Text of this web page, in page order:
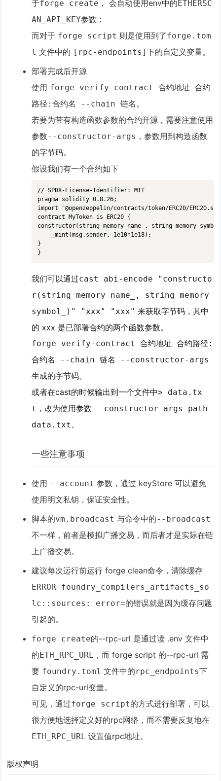
于forge create ， 会自动使用env中的 ETHERSC
AN_API_KEY参数；
而对于 forge script 则是使用到了forge.tom
l 文件中的 [rpc-endpoints]下的自定义变量。
部署完成后开源
使用 forge verify-contract 合约地址 合约
路径:合约名 --chain 链名。
若要为带有构造函数参数的合约开源 ，需要注意使用
参数--constructor-args ，参数用到构造函数
的字节码。
假设我们有一个合约如下
// SPDX-License-Identifier: MIT
pragma solidity 0.8.26;
import "@openzeppelin/contracts/token/ERC20/
contract MyToken is ERC20 {
constructor(string memory name_, string memory
    _mint(msg.sender, 1e10*1e18);
}
}
我们可以通过cast abi-encode "constructo
r(string memory name_, string memory
symbol_)" "xxx" "xxx" 来获取字节码，其中
的 xxx 是已部署合约的两个函数参数。
forge verify-contract 合约地址 合约路径:
合约名 --chain 链名 --constructor-args
生成的字节码。
或者在cast的时候输出到一个文件中> data.tx
t ，改为使用参数 --constructor-args-path
data.txt。
一些注意事项
使用 --account 参数，通过 keyStore 可以避免
使用明文私钥，保证安全性。
脚本的vm.broadcast 与命令中的--broadcast
不一样，前者是模拟广播交易，而后者才是实际在链
上广播交易。
建议每次运行前运行 forge clean命令，清除缓存
ERROR foundry_compilers_artifacts_so
lc::sources: error=的错误就是因为缓存问题
引起的。
forge create的--rpc-url 是通过读 .env 文件中
的ETH_RPC_URL ，而 forge script 的--rpc-url 需
要 foundry.toml 文件中的rpc_endpoints下
自定义的rpc-url变量。
可见，通过forge script的方式进行部署，可以
很方便地选择定义好的rpc网络，而不需要反复地在
ETH_RPC_URL 设置值rpc地址。
版权声明